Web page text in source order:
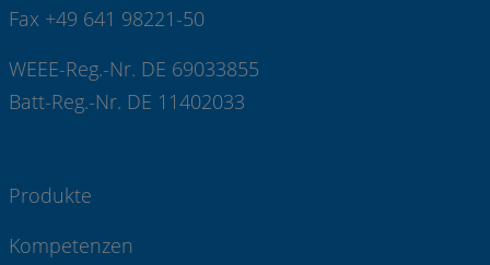
Fax +49 641 98221-50
WEEE-Reg.-Nr. DE 69033855
Batt-Reg.-Nr. DE 11402033
Produkte
Kompetenzen